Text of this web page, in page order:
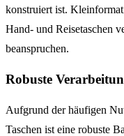
konstruiert ist.
Hand- und Reisetaschen
beanspruchen.
Robuste
Aufgrund der häufigen
Taschen ist eine robuste